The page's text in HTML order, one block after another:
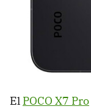
El POCO X7 Pro